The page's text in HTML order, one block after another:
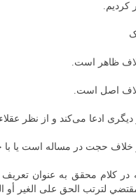
کردیم.
ظاهر است.
اصل است.
ادعا می‌کند و از نظر
حجت در مساله است یا با
در کلام محقق به عنوان
لترتب الحق على